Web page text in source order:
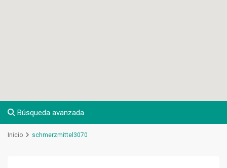
Búsqueda avanzada
Inicio schmerzmittel3070